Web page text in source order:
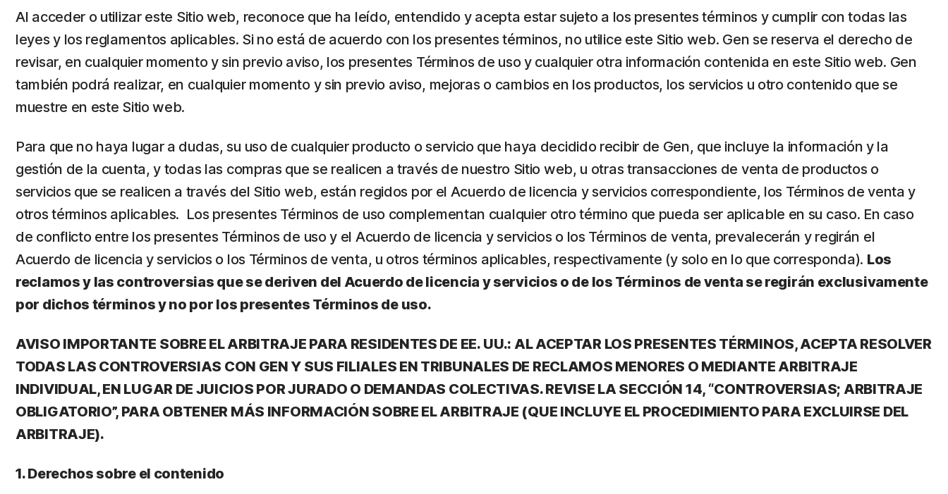
Al acceder o utilizar este Sitio web, reconoce que ha leído, entendido y acepta estar sujeto a los presentes términos y cumplir con todas las
leyes y los reglamentos aplicables. Si no está de acuerdo con los presentes términos, no utilice este Sitio web. Gen se reserva el derecho de
revisar, en cualquier momento y sin previo aviso, los presentes Términos de uso y cualquier otra información contenida en este Sitio web. Gen
también podrá realizar, en cualquier momento y sin previo aviso, mejoras o cambios en los productos, los servicios u otro contenido que se
muestre en este Sitio web.
Para que no haya lugar a dudas, su uso de cualquier producto o servicio que haya decidido recibir de Gen, que incluye la información y la
gestión de la cuenta, y todas las compras que se realicen a través de nuestro Sitio web, u otras transacciones de venta de productos o
servicios que se realicen a través del Sitio web, están regidos por el Acuerdo de licencia y servicios correspondiente, los Términos de venta y
otros términos aplicables. Los presentes Términos de uso complementan cualquier otro término que pueda ser aplicable en su caso. En caso
de conflicto entre los presentes Términos de uso y el Acuerdo de licencia y servicios o los Términos de venta, prevalecerán y regirán el
Acuerdo de licencia y servicios o los Términos de venta, u otros términos aplicables, respectivamente (y solo en lo que corresponda). Los
reclamos y las controversias que se deriven del Acuerdo de licencia y servicios o de los Términos de venta se regirán exclusivamente
por dichos términos y no por los presentes Términos de uso.
AVISO IMPORTANTE SOBRE EL ARBITRAJE PARA RESIDENTES DE EE. UU.: AL ACEPTAR LOS PRESENTES TÉRMINOS, ACEPTA RESOLVER
TODAS LAS CONTROVERSIAS CON GEN Y SUS FILIALES EN TRIBUNALES DE RECLAMOS MENORES O MEDIANTE ARBITRAJE
INDIVIDUAL, EN LUGAR DE JUICIOS POR JURADO O DEMANDAS COLECTIVAS. REVISE LA SECCIÓN 14, “CONTROVERSIAS; ARBITRAJE
OBLIGATORIO”, PARA OBTENER MÁS INFORMACIÓN SOBRE EL ARBITRAJE (QUE INCLUYE EL PROCEDIMIENTO PARA EXCLUIRSE DEL
ARBITRAJE).
1. Derechos sobre el contenido